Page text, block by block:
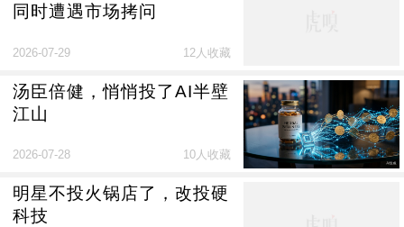
同时遭遇市场拷问
2026-07-29 12人收藏
汤臣倍健，悄悄投了AI半壁
江山
2026-07-28 10人收藏
明星不投火锅店了，改投硬
科技